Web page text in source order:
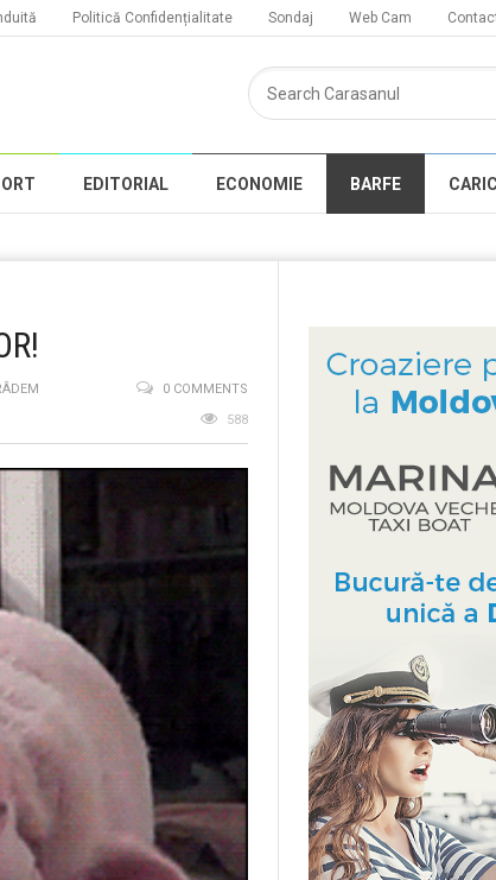
Politică Confidențialitate Sondaj Web Cam
EDITORIAL ECONOMIE BARFE
0 COMMENTS
588